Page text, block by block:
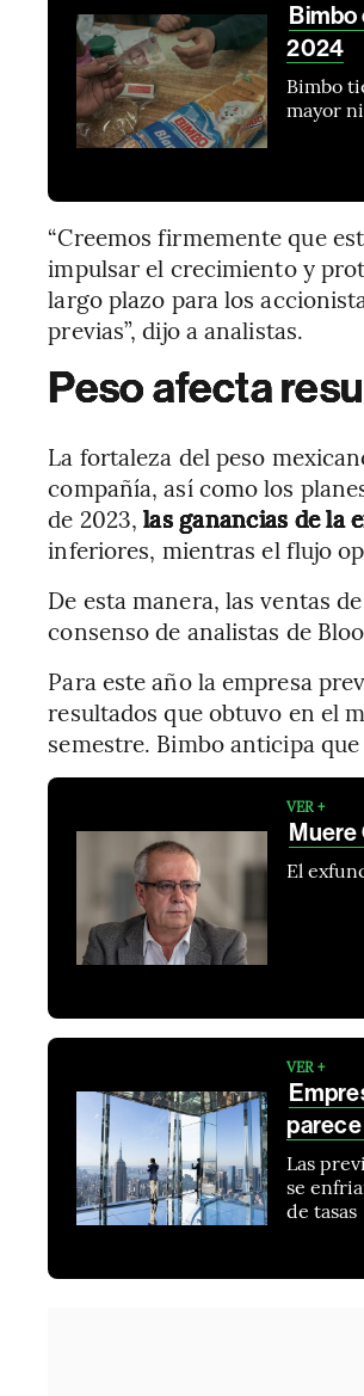
Bimbo
2024
Bimbo
mayor
“Creemos firmemente que
impulsar el crecimiento y
largo plazo para los
previas”, dijo a analistas.
Peso afecta
La fortaleza del peso
compañía, así como los
de 2023,las ganancias de la
inferiores, mientras el flujo
De esta manera, las ventas
consenso de analistas de
Para este año la empresa
resultados que obtuvo en el
semestre. Bimbo anticipa
VER +
Muere
El
VER +
Las
se
de tasas